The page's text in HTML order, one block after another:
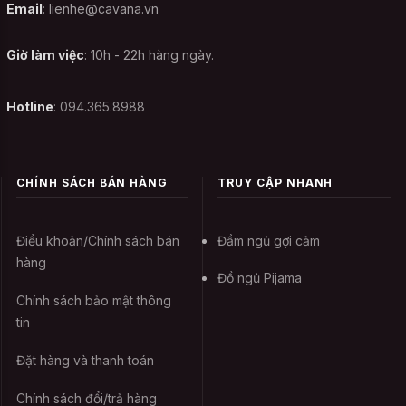
Không nên sử dụng chất tẩy rửa
phục mặc lên người bạn không nên dùng
các hóa chất như thuốc tẩy để làm sạch
mà thôi. Nếu bạn dung chất tẩy rửa sẽ dễ
trang phục của mình. Để làm sạch bạn chỉ
cần ngâm khoảng 10 phút như vậy các
Không phơi dưới ánh nắng trực tiếp
Email : lienhe@cavana.vn
Giờ làm việc: 10h - 22h hàng ngày.
Hotline: 094.365.8988
CHÍNH SÁCH BÁN HÀNG
Điều khoản/Chính sách bán
hàng
Chính sách bảo mật thông
tin
Đặt hàng và thanh toán
Chính sách đổi/trả hàng
TRUY CẬP NHANH
Đầm ngủ gợi cảm
Đồ ngủ Pijama